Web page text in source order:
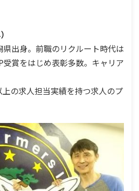
出身。前職のリクルート時代は
受賞をはじめ表彰多数。キャリア
の求人担当実績を持つ求人のプ